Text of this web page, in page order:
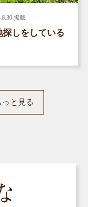
掲載
しをしている
と見る